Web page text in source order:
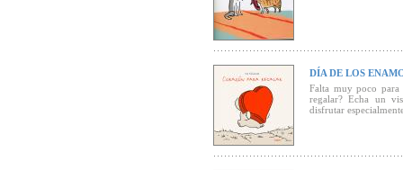
DÍA DE LOS
Falta muy poco para
regalar? Echa un
disfrutar